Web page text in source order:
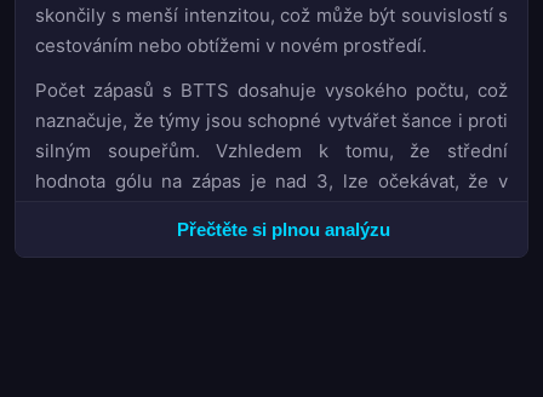
skončily s menší intenzitou, což může být souvislostí s
cestováním nebo obtížemi v novém prostředí.
Počet zápasů s BTTS dosahuje vysokého počtu, což
naznačuje, že týmy jsou schopné vytvářet šance i proti
silným soupeřům. Vzhledem k tomu, že střední
hodnota gólu na zápas je nad 3, lze očekávat, že v
Bookmakery už začínají upravovat odds na klíčové
Přečtěte si plnou analýzu